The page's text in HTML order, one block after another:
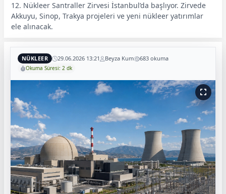
12. Nükleer Santraller Zirvesi İstanbul’da başlıyor. Zirvede
Akkuyu, Sinop, Trakya projeleri ve yeni nükleer yatırımlar
ele alınacak.
NÜKLEER 29.06.2026 13:21 Beyza Kum 683 okuma
Okuma Süresi: 2 dk